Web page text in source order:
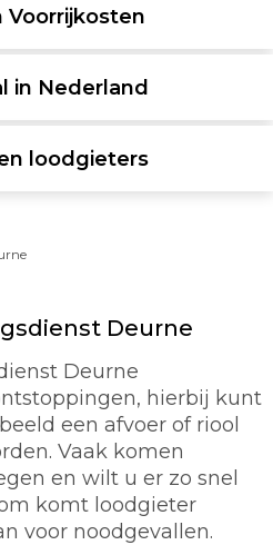
Voorrijkosten
in Nederland
loodgieters
Deurne
Deurne
hierbij kunt
een afvoer of riool
Vaak komen
en wilt u er zo snel
komt loodgieter
voor noodgevallen.